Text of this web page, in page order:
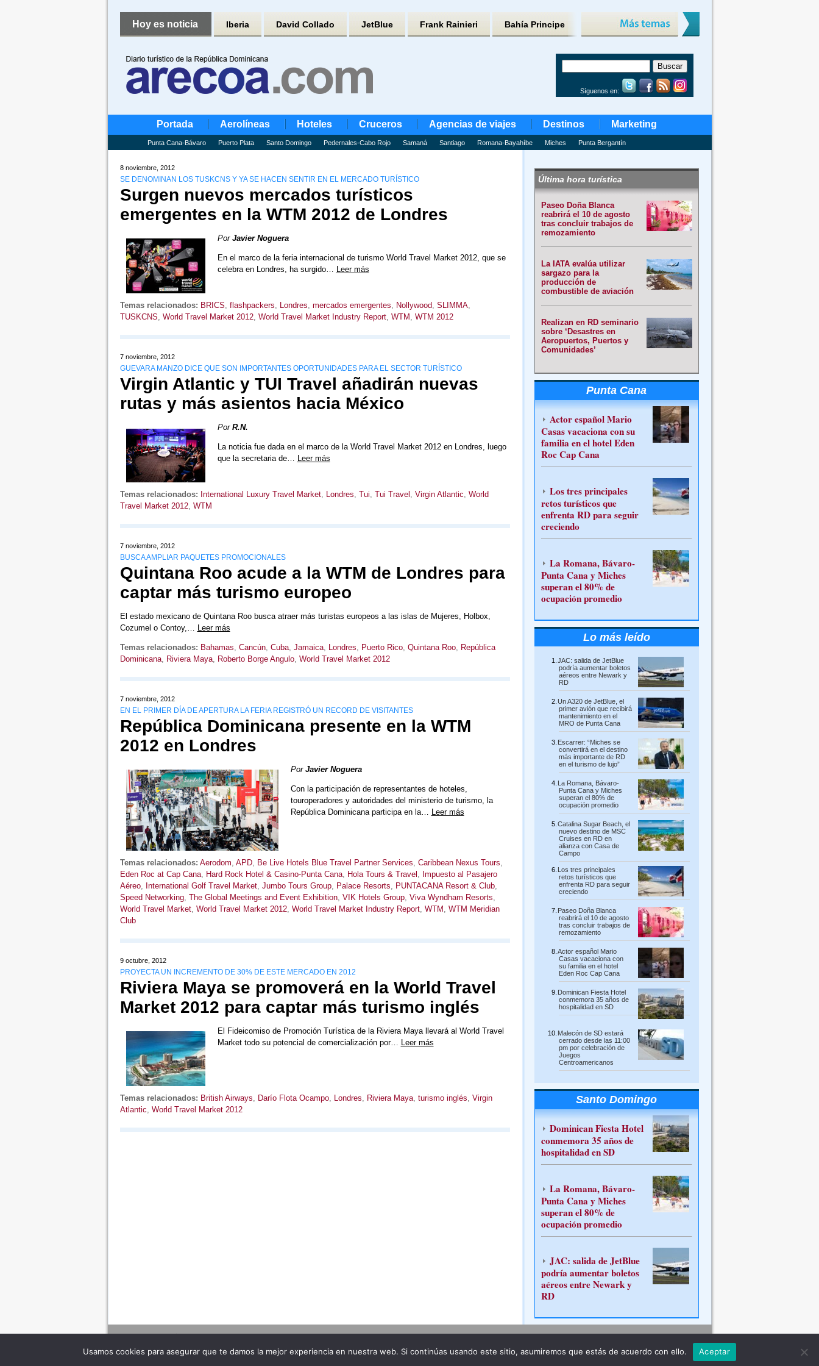
Hoy es noticia Iberia David Collado JetBlue Frank Rainieri Bahía Principe
Síguenos en:
Portada Aerolíneas Hoteles Cruceros Agencias de viajes Destinos Marketing
Punta Cana-Bávaro Puerto Plata Santo Domingo Pedernales-Cabo Rojo Samaná Santiago Romana-Bayahíbe Miches Punta Bergantín
8 noviembre, 2012
SE DENOMINAN LOS TUSKCNS Y YA SE HACEN SENTIR EN EL MERCADO TURÍSTICO
Surgen nuevos mercados turísticos
emergentes en la WTM 2012 de Londres
Por Javier Noguera
En el marco de la feria internacional de turismo World Travel Market 2012, que se
celebra en Londres, ha surgido… Leer más
Temas relacionados: BRICS, flashpackers, Londres, mercados emergentes, Nollywood, SLIMMA,
TUSKCNS, World Travel Market 2012, World Travel Market Industry Report, WTM , WTM 2012
7 noviembre, 2012
GUEVARA MANZO DICE QUE SON IMPORTANTES OPORTUNIDADES PARA EL SECTOR TURÍSTICO
Virgin Atlantic y TUI Travel añadirán nuevas
rutas y más asientos hacia México
Por R.N.
La noticia fue dada en el marco de la World Travel Market 2012 en Londres, luego
que la secretaria de… Leer más
Temas relacionados: International Luxury Travel Market, Londres, Tui, Tui Travel , Virgin Atlantic, World
Travel Market 2012, WTM
7 noviembre, 2012
BUSCA AMPLIAR PAQUETES PROMOCIONALES
Quintana Roo acude a la WTM de Londres para
captar más turismo europeo
El estado mexicano de Quintana Roo busca atraer más turistas europeos a las islas de Mujeres, Holbox,
Cozumel o Contoy,… Leer más
Temas relacionados: Bahamas, Cancún, Cuba, Jamaica, Londres, Puerto Rico, Quintana Roo, República
Dominicana, Riviera Maya, Roberto Borge Angulo, World Travel Market 2012
7 noviembre, 2012
EN EL PRIMER DÍA DE APERTURA LA FERIA REGISTRÓ UN RECORD DE VISITANTES
República Dominicana presente en la WTM
2012 en Londres
Por Javier Noguera
Con la participación de representantes de hoteles,
touroperadores y autoridades del ministerio de turismo, la
República Dominicana participa en la… Leer más
Temas relacionados: Aerodom, APD, Be Live Hotels Blue Travel Partner Services, Caribbean Nexus Tours,
Eden Roc at Cap Cana, Hard Rock Hotel & Casino-Punta Cana, Hola Tours & Travel , Impuesto al Pasajero
Aéreo, International Golf Travel Market, Jumbo Tours Group, Palace Resorts, PUNTACANA Resort & Club,
Speed ​​Networking, The Global Meetings and Event Exhibition, VIK Hotels Group, Viva Wyndham Resorts,
World Travel Market, World Travel Market 2012, World Travel Market Industry Report, WTM , WTM Meridian
Club
9 octubre, 2012
PROYECTA UN INCREMENTO DE 30% DE ESTE MERCADO EN 2012
Riviera Maya se promoverá en la World Travel
Market 2012 para captar más turismo inglés
El Fideicomiso de Promoción Turística de la Riviera Maya llevará al World Travel
Market todo su potencial de comercialización por… Leer más
Temas relacionados: British Airways, Darío Flota Ocampo, Londres, Riviera Maya, turismo inglés, Virgin
Atlantic, World Travel Market 2012
Última hora turística
Paseo Doña Blanca
reabrirá el 10 de agosto
tras concluir trabajos de
remozamiento
La IATA evalúa utilizar
sargazo para la
producción de
combustible de aviación
Realizan en RD seminario
sobre ‘Desastres en
Aeropuertos, Puertos y
Comunidades’
Punta Cana
Actor español Mario
Casas vacaciona con su
familia en el hotel Eden
Roc Cap Cana
Los tres principales
retos turísticos que
enfrenta RD para seguir
creciendo
La Romana, Bávaro-
Punta Cana y Miches
superan el 80% de
ocupación promedio
Lo más leído
JAC: salida de JetBlue
podría aumentar boletos
aéreos entre Newark y
RD
Un A320 de JetBlue, el
primer avión que recibirá
mantenimiento en el
MRO de Punta Cana
Escarrer: “Miches se
convertirá en el destino
más importante de RD
en el turismo de lujo”
La Romana, Bávaro-
Punta Cana y Miches
superan el 80% de
ocupación promedio
Catalina Sugar Beach, el
nuevo destino de MSC
Cruises en RD en
alianza con Casa de
Campo
Los tres principales
retos turísticos que
enfrenta RD para seguir
creciendo
Paseo Doña Blanca
reabrirá el 10 de agosto
tras concluir trabajos de
remozamiento
Actor español Mario
Casas vacaciona con
su familia en el hotel
Eden Roc Cap Cana
Dominican Fiesta Hotel
conmemora 35 años de
hospitalidad en SD
Malecón de SD estará
cerrado desde las 11:00
pm por celebración de
Juegos
Centroamericanos
Santo Domingo
Dominican Fiesta Hotel
conmemora 35 años de
hospitalidad en SD
La Romana, Bávaro-
Punta Cana y Miches
superan el 80% de
ocupación promedio
JAC: salida de JetBlue
podría aumentar boletos
aéreos entre Newark y
RD
Usamos cookies para asegurar que te damos la mejor experiencia en nuestra web. Si continúas usando este sitio, asumiremos que estás de acuerdo con ello. Aceptar